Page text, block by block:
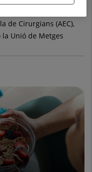
de Cirurgians (AEC),
la Unió de Metges